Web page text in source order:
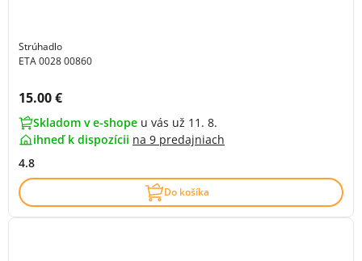
Strúhadlo
ETA 0028 00860
Cena s DPH:
15.00 €
Skladom v e-shope u vás už 11. 8.
ihneď k dispozícii na 9 predajniach
4.8
Do košíka